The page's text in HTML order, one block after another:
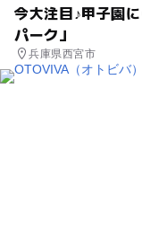
今大注目♪甲子園
パーク」
兵庫県西宮市